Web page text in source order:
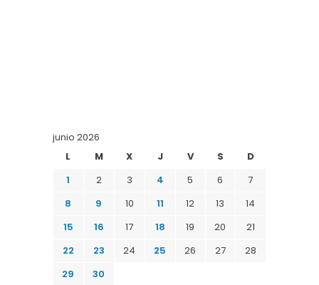
junio 2026
L
M X J V S
D
1
2 3 4 5 6
7
8
9 10 11 12 13
14
15
16 17 18 19 20
21
22
23 24 25 26 27
28
29
30